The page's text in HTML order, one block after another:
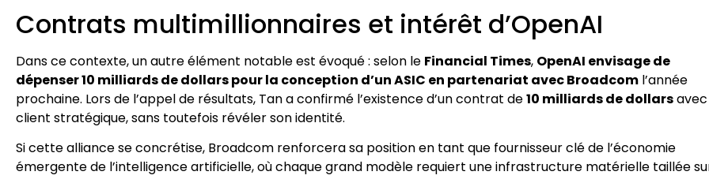
Contrats multimillionnaires et intérêt d’OpenAI
Dans ce contexte, un autre élément notable est évoqué : selon le Financial Times, OpenAI envisage de
dépenser 10 milliards de dollars pour la conception d’un ASIC en partenariat avec Broadcom l’année
prochaine. Lors de l’appel de résultats, Tan a confirmé l’existence d’un contrat de10 milliards de dollars
client stratégique, sans toutefois révéler son identité.
Si cette alliance se concrétise, Broadcom renforcera sa position en tant que fournisseur clé de l’économie
émergente de l’intelligence artificielle, où chaque grand modèle requiert une infrastructure matérielle taillée